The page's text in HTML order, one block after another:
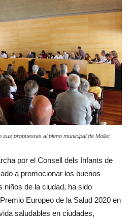
propuestas al pleno municipal de Mollet
por el Consell dels Infants de
a promocionar los buenos
niños de la ciudad, ha sido
Europeo de la Salud 2020 en
saludables en ciudades,